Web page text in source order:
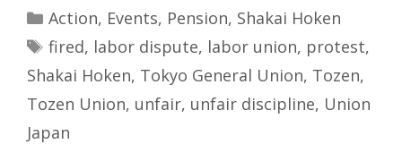
Categories
Action, Events, Pension, Shakai Hoken
Tags
fired, labor dispute, labor union, protest,
Shakai Hoken, Tokyo General Union, Tozen,
Tozen Union, unfair, unfair discipline, Union
Japan